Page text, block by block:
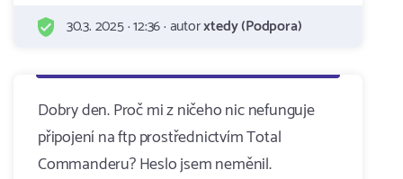
30.3. 2025 · 12:36 · autorxtedy (Podpora)
Dobry den. Proč mi z ničeho nic nefunguje
připojení na ftp prostřednictvím Total
Commanderu? Heslo jsem neměnil.